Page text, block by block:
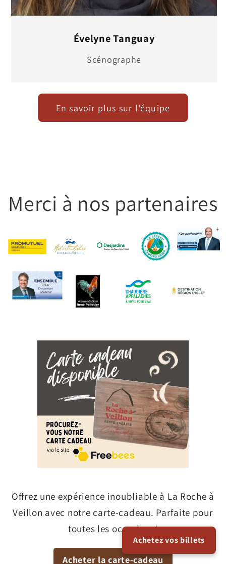
Évelyne Tanguay
Scénographe
En savoir plus sur l'équipe
Merci à nos partenaires
Offrez une expérience inoubliable à La Roche à
Veillon avec notre carte-cadeau. Parfaite pour
toutes les occasions!
Acheter la carte-cadeau
Achetez vos billets